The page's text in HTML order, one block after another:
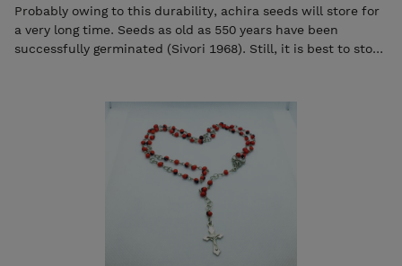
Probably owing to this durability, achira seeds will store for
a very long time. Seeds as old as 550 years have been
successfully germinated (Sivori 1968). Still, it is best to store
more at 50° F (10 C). koru on käsintehtyjä Suunniteltu ja